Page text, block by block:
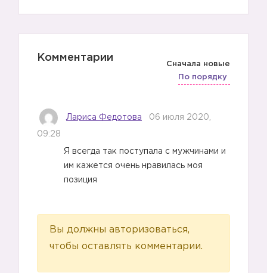
Комментарии
Сначала новые
По порядку
Лариса Федотова 06 июля 2020,
09:28
Я всегда так поступала с мужчинами и
им кажется очень нравилась моя
позиция
Вы должны авторизоваться,
чтобы оставлять комментарии.